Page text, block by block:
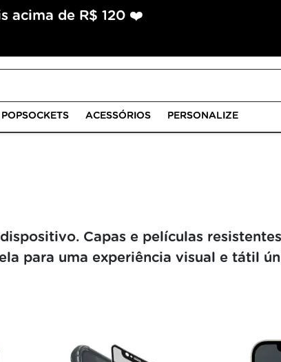
acima de R$ 120 ❤️
POPSOCKETS ACESSÓRIOS PERSONALIZE
Capas e películas
para uma experiência visual e tátil